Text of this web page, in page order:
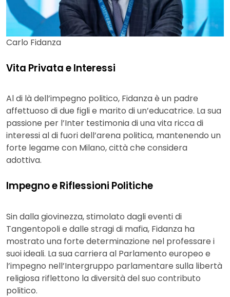
Carlo Fidanza
Vita Privata e Interessi
Al di là dell’impegno politico, Fidanza è un padre
affettuoso di due figli e marito di un’educatrice. La sua
passione per l’Inter testimonia di una vita ricca di
interessi al di fuori dell’arena politica, mantenendo un
forte legame con Milano, città che considera
adottiva.
Impegno e Riflessioni Politiche
Sin dalla giovinezza, stimolato dagli eventi di
Tangentopoli e dalle stragi di mafia, Fidanza ha
mostrato una forte determinazione nel professare i
suoi ideali. La sua carriera al Parlamento europeo e
l’impegno nell’Intergruppo parlamentare sulla libertà
religiosa riflettono la diversità del suo contributo
politico.